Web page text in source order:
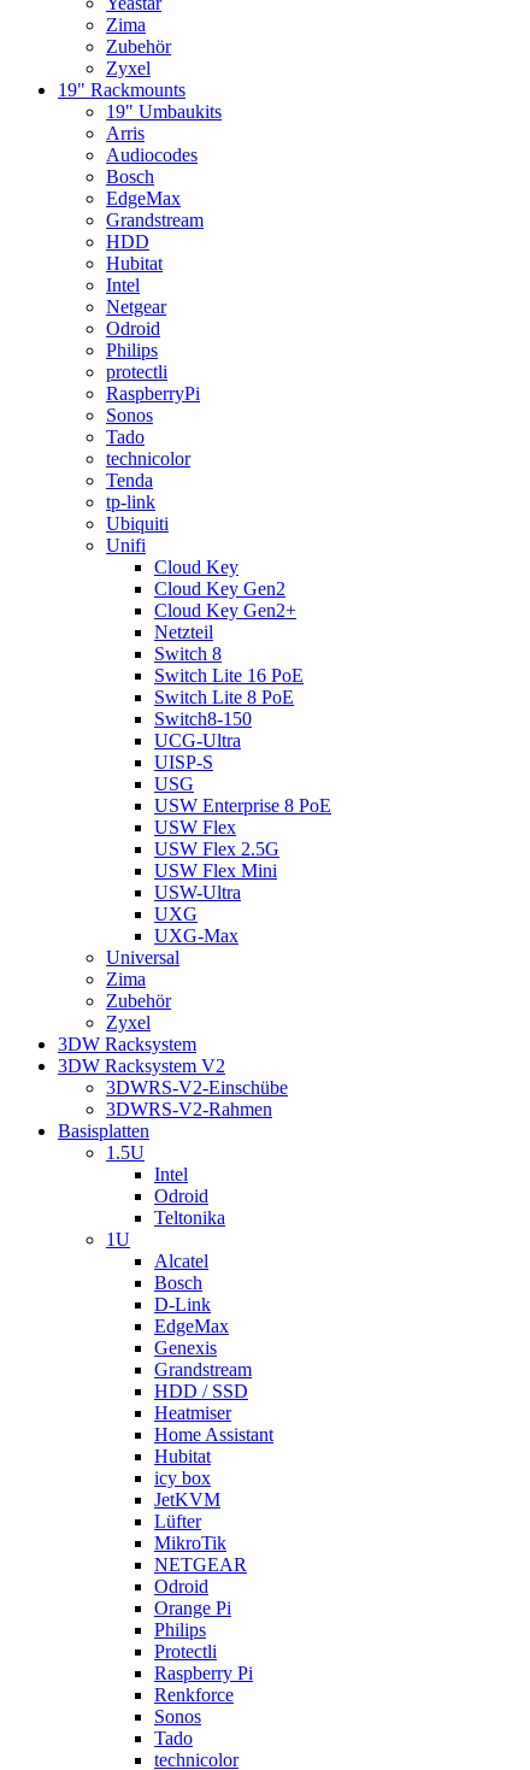
Zima
Zubehör
Zyxel
19" Rackmounts
19" Umbaukits
Arris
Audiocodes
Bosch
EdgeMax
Grandstream
HDD
Hubitat
Intel
Netgear
Odroid
Philips
protectli
RaspberryPi
Sonos
Tado
technicolor
Tenda
tp-link
Ubiquiti
Unifi
Cloud Key
Cloud Key Gen2
Cloud Key Gen2+
Netzteil
Switch 8
Switch Lite 16 PoE
Switch Lite 8 PoE
Switch8-150
UCG-Ultra
UISP-S
USG
USW Enterprise 8 PoE
USW Flex
USW Flex 2.5G
USW Flex Mini
USW-Ultra
UXG
UXG-Max
Universal
Zima
Zubehör
Zyxel
3DW Racksystem
3DW Racksystem V2
3DWRS-V2-Einschübe
3DWRS-V2-Rahmen
Basisplatten
1.5U
Intel
Odroid
Teltonika
1U
Alcatel
Bosch
D-Link
EdgeMax
Genexis
Grandstream
HDD / SSD
Heatmiser
Home Assistant
Hubitat
icy box
JetKVM
Lüfter
MikroTik
NETGEAR
Odroid
Orange Pi
Philips
Protectli
Raspberry Pi
Renkforce
Sonos
Tado
technicolor